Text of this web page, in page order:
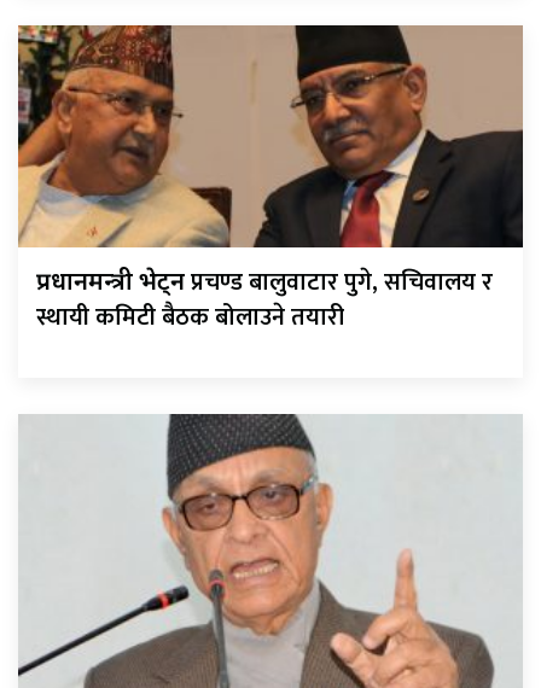
प्रधानमन्त्री भेट्नप्रचण्ड बालुवाटार पुगे, सचिवालय र
स्थायी कमिटी बैठक बोलाउने तयारी